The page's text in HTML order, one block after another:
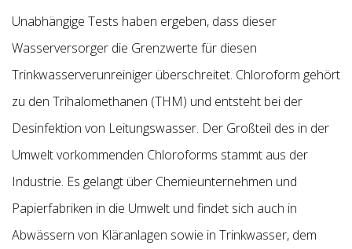
Unabhängige Tests haben ergeben, dass dieser
Wasserversorger die Grenzwerte für diesen
Trinkwasserverunreiniger überschreitet. Chloroform gehört
zu den Trihalomethanen (THM) und entsteht bei der
Desinfektion von Leitungswasser. Der Großteil des in der
Umwelt vorkommenden Chloroforms stammt aus der
Industrie. Es gelangt über Chemieunternehmen und
Papierfabriken in die Umwelt und findet sich auch in
Abwässern von Kläranlagen sowie in Trinkwasser, dem